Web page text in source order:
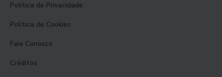
Política de Privacidade
Política de Cookies
Fale Conosco
Créditos